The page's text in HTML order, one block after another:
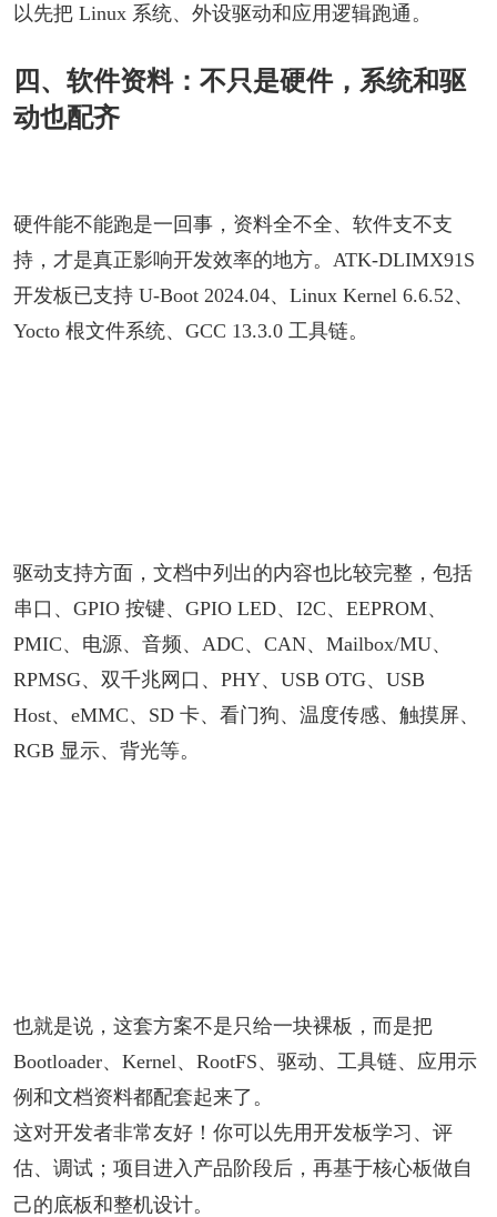
以先把 Linux 系统、外设驱动和应用逻辑跑通。
四、软件资料：不只是硬件，系统和驱
动也配齐
硬件能不能跑是一回事，资料全不全、软件支不支
持，才是真正影响开发效率的地方。ATK-DLIMX91S
开发板已支持 U-Boot 2024.04、Linux Kernel 6.6.52、
Yocto 根文件系统、GCC 13.3.0 工具链。
驱动支持方面，文档中列出的内容也比较完整，包括
串口、GPIO 按键、GPIO LED、I2C、EEPROM、
PMIC、电源、音频、ADC、CAN、Mailbox/MU、
RPMSG、双千兆网口、PHY、USB OTG、USB
Host、eMMC、SD 卡、看门狗、温度传感、触摸屏、
RGB 显示、背光等。
也就是说，这套方案不是只给一块裸板，而是把
Bootloader、Kernel、RootFS、驱动、工具链、应用示
例和文档资料都配套起来了。
这对开发者非常友好！你可以先用开发板学习、评
估、调试；项目进入产品阶段后，再基于核心板做自
己的底板和整机设计。